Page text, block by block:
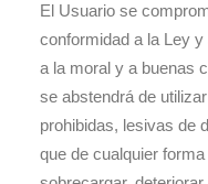
El Usuario se
conformidad a la Ley
a la moral y a buenas
se abstendrá de
prohibidas, lesivas de
que de cualquier